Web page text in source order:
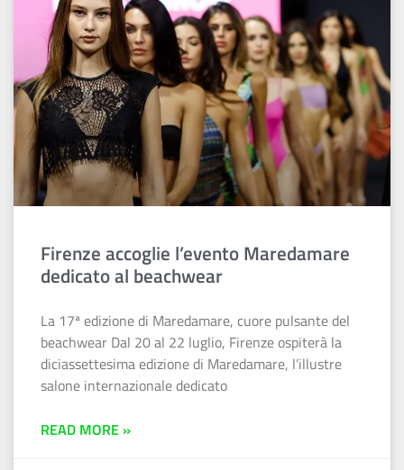
Firenze accoglie l’evento Maredamare
dedicato al beachwear
La 17ª edizione di Maredamare, cuore pulsante del
beachwear Dal 20 al 22 luglio, Firenze ospiterà la
diciassettesima edizione di Maredamare, l’illustre
salone internazionale dedicato
READ MORE »